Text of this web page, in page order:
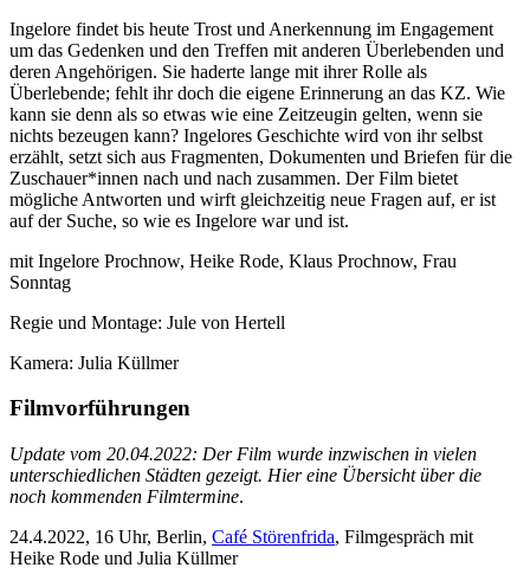
Ingelore findet bis heute Trost und Anerkennung im Engagement
um das Gedenken und den Treffen mit anderen Überlebenden und
deren Angehörigen. Sie haderte lange mit ihrer Rolle als
Überlebende; fehlt ihr doch die eigene Erinnerung an das KZ. Wie
kann sie denn als so etwas wie eine Zeitzeugin gelten, wenn sie
nichts bezeugen kann? Ingelores Geschichte wird von ihr selbst
erzählt, setzt sich aus Fragmenten, Dokumenten und Briefen für die
Zuschauer*innen nach und nach zusammen. Der Film bietet
mögliche Antworten und wirft gleichzeitig neue Fragen auf, er ist
auf der Suche, so wie es Ingelore war und ist.
mit Ingelore Prochnow, Heike Rode, Klaus Prochnow, Frau
Sonntag
Regie und Montage: Jule von Hertell
Kamera: Julia Küllmer
Filmvorführungen
Update vom 20.04.2022: Der Film wurde inzwischen in vielen
unterschiedlichen Städten gezeigt. Hier eine Übersicht über die
noch kommenden Filmtermine.
24.4.2022, 16 Uhr, Berlin, Café Störenfrida, Filmgespräch mit
Heike Rode und Julia Küllmer